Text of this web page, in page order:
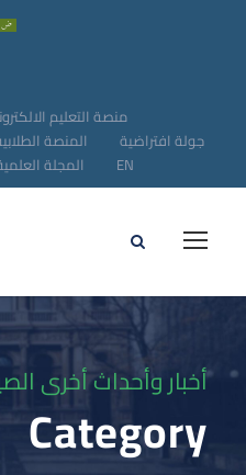
منصة التعليم
المنصة
جولة افتراضية
المجلة
EN
أخبار وأحداث أخرى
Category